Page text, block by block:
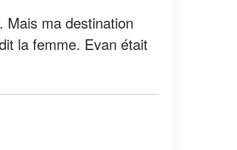
Mais ma destination
la femme. Evan était